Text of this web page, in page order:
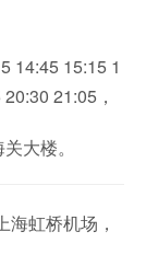
14:45 15:15 1
21:05，
大楼。
虹桥机场，